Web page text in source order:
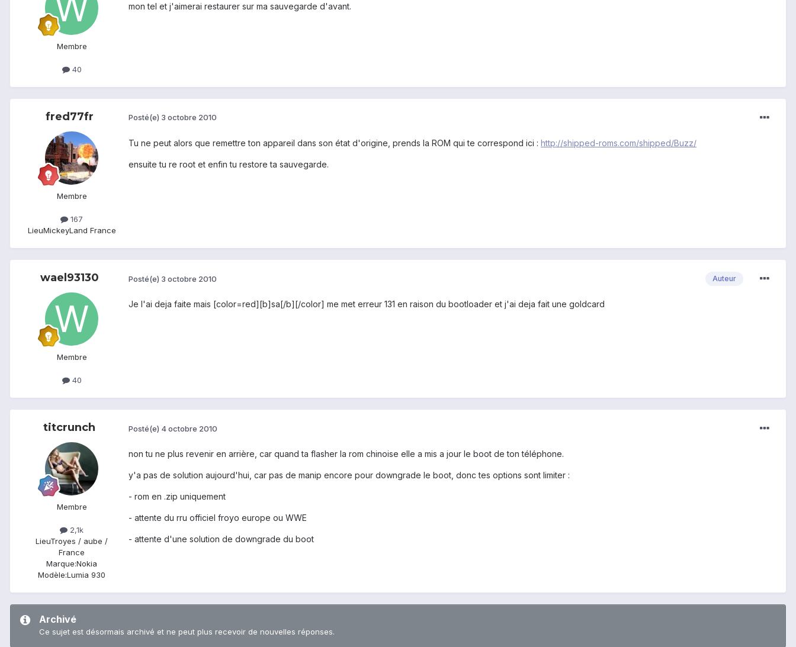
Membre
40
mon tel et j'aimerai restaurer sur ma sauvegarde d'avant.
fred77fr
Membre
167
LieuMickeyLand France
Posté(e) 3 octobre 2010
Tu ne peut alors que remettre ton appareil dans son état d'origine, prends la ROM qui te correspond ici : http://shipped-roms.com/shipped/Buzz/
ensuite tu re root et enfin tu restore ta sauvegarde.
wael93130
Membre
40
Auteur
Posté(e) 3 octobre 2010
Je l'ai deja faite mais [color=red][b]sa[/b][/color] me met erreur 131 en raison du bootloader et j'ai deja fait une goldcard
titcrunch
Membre
2,1k
LieuTroyes / aube /
France
Marque:Nokia
Modèle:Lumia 930
Posté(e) 4 octobre 2010
non tu ne plus revenir en arrière, car quand ta flasher la rom chinoise elle a mis a jour le boot de ton téléphone.
y'a pas de solution aujourd'hui, car pas de manip encore pour downgrade le boot, donc tes options sont limiter :
- rom en .zip uniquement
- attente du rru officiel froyo europe ou WWE
- attente d'une solution de downgrade du boot
Archivé
Ce sujet est désormais archivé et ne peut plus recevoir de nouvelles réponses.